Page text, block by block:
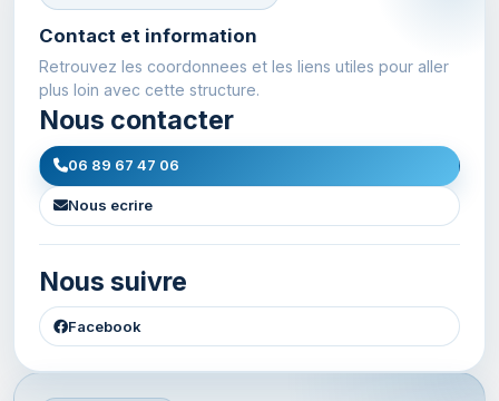
Contact et information
Retrouvez les coordonnees et les liens utiles pour aller
plus loin avec cette structure.
Nous contacter
06 89 67 47 06
Nous ecrire
Nous suivre
Facebook